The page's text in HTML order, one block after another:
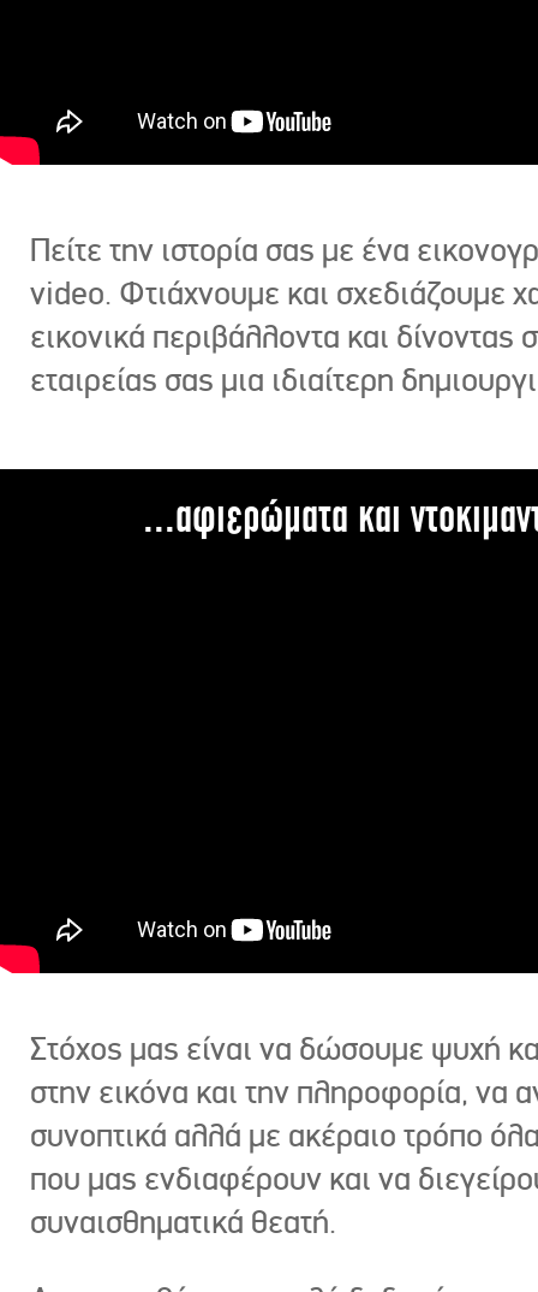
Πείτε την ιστορία σας με ένα
video. Φτιάχνουμε και σχεδιάζουμε
εικονικά περιβάλλοντα και δίνοντας
εταιρείας σας μια ιδιαίτερη
...αφιερώματα και
Στόχος μας είναι να δώσουμε ψυχή
στην εικόνα και την πληροφορία, να
συνοπτικά αλλά με ακέραιο τρόπο
που μας ενδιαφέρουν και να
συναισθηματικά θεατή.